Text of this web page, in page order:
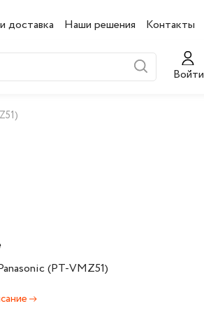
доставка Наши решения Контакты
Войти
(PT-VMZ51)